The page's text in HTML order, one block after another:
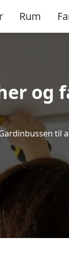
Rum
og
til